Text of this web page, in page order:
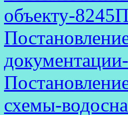
объекту-
схемы-